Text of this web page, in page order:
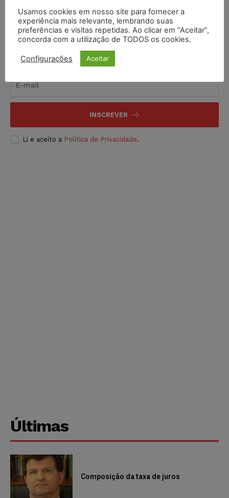
Inscreva-se
INSCREVER
Li e aceito a Política de Privacidade.
Últimas
Composição da taxa de juros
Usamos cookies em nosso site para fornecer a
experiência mais relevante, lembrando suas
preferências e visitas repetidas. Ao clicar em “Aceitar”,
concorda com a utilização de TODOS os cookies.
Configurações Aceitar